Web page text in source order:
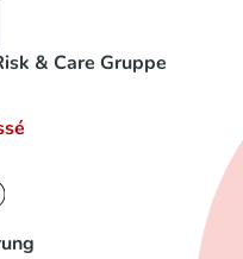
& Care Gruppe